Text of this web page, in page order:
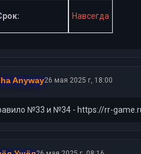
Навсегда
Anyway26 мая 2025 г, 18:00
№33 и №34 - https://rr-